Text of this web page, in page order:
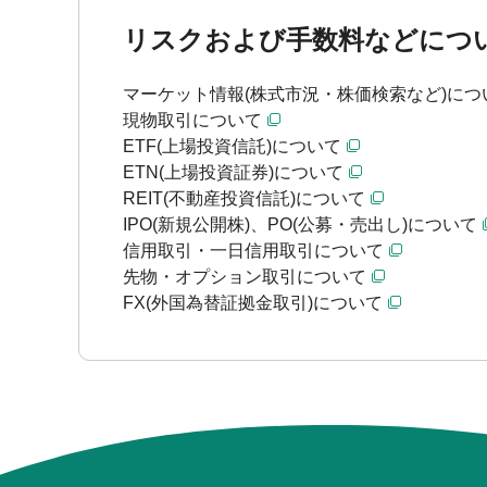
リスクおよび手数料などにつ
マーケット情報(株式市況・株価検索など)につ
現物取引について
ETF(上場投資信託)について
ETN(上場投資証券)について
REIT(不動産投資信託)について
IPO(新規公開株)、PO(公募・売出し)について
信用取引・一日信用取引について
先物・オプション取引について
FX(外国為替証拠金取引)について